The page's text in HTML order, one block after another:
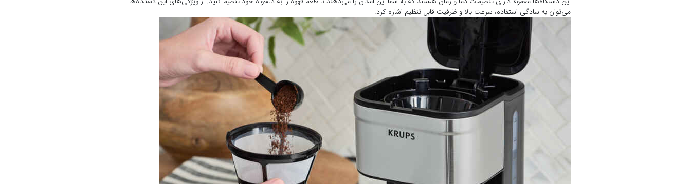
می‌توان به سادگی استفاده، سرعت بالا و ظرفیت قابل تنظیم اشاره کرد.